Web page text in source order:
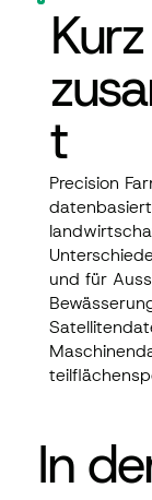
Kurz
t
Precision
und für
In
In